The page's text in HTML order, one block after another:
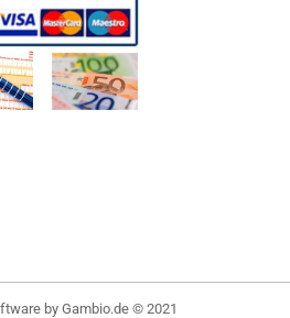
by Gambio.de © 2021